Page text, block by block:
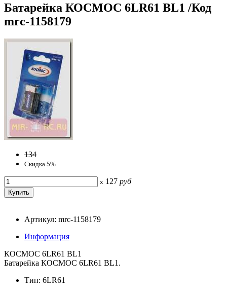
Батарейка КОСМОС 6LR61 BL1 /Код
mrc-1158179
134
Скидка 5%
x 127 руб
Артикул: mrc-1158179
Информация
КОСМОС 6LR61 BL1
Батарейка КОСМОС 6LR61 BL1.
Тип: 6LR61